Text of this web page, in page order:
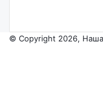
© Copyright 2026,